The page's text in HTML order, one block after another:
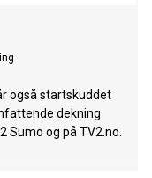
også startskuddet
dekning
Sumo og på TV2.no.